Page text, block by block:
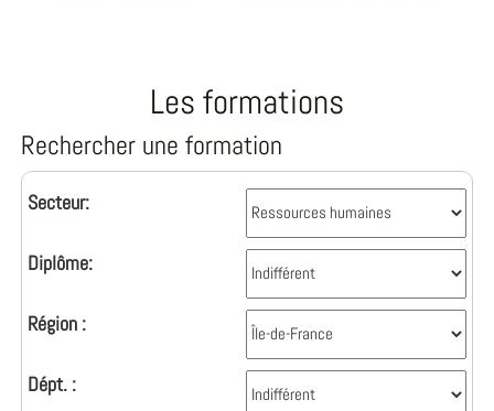
Les formations
Rechercher une formation
Secteur:
Diplôme:
Région :
Dépt. :